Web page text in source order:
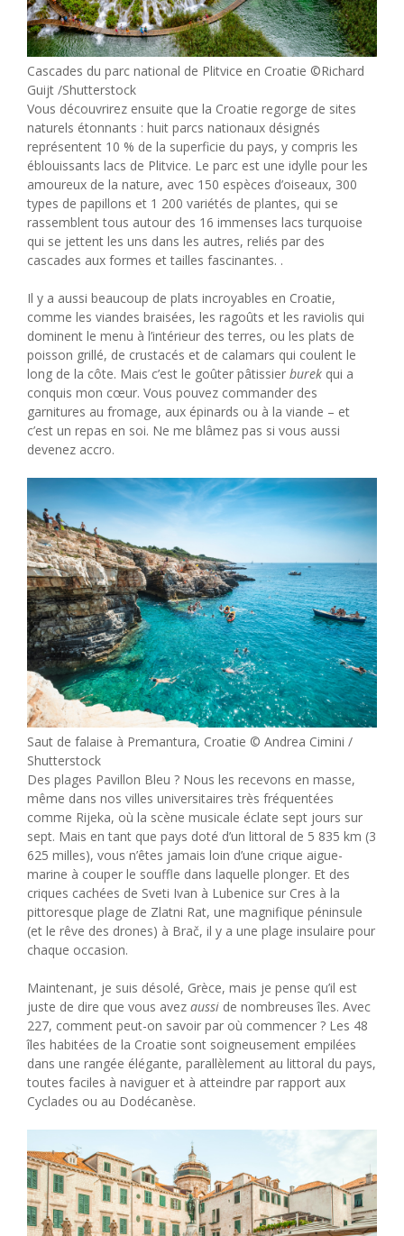
Cascades du parc national de Plitvice en Croatie ©Richard
Guijt /Shutterstock
Vous découvrirez ensuite que la Croatie regorge de sites
naturels étonnants : huit parcs nationaux désignés
représentent 10 % de la superficie du pays, y compris les
éblouissants lacs de Plitvice. Le parc est une idylle pour les
amoureux de la nature, avec 150 espèces d’oiseaux, 300
types de papillons et 1 200 variétés de plantes, qui se
rassemblent tous autour des 16 immenses lacs turquoise
qui se jettent les uns dans les autres, reliés par des
cascades aux formes et tailles fascinantes. .
Il y a aussi beaucoup de plats incroyables en Croatie,
comme les viandes braisées, les ragoûts et les raviolis qui
dominent le menu à l’intérieur des terres, ou les plats de
poisson grillé, de crustacés et de calamars qui coulent le
long de la côte. Mais c’est le goûter pâtissier burek qui a
conquis mon cœur. Vous pouvez commander des
garnitures au fromage, aux épinards ou à la viande – et
c’est un repas en soi. Ne me blâmez pas si vous aussi
devenez accro.
Saut de falaise à Premantura, Croatie © Andrea Cimini /
Shutterstock
Des plages Pavillon Bleu ? Nous les recevons en masse,
même dans nos villes universitaires très fréquentées
comme Rijeka, où la scène musicale éclate sept jours sur
sept. Mais en tant que pays doté d’un littoral de 5 835 km (3
625 milles), vous n’êtes jamais loin d’une crique aigue-
marine à couper le souffle dans laquelle plonger. Et des
criques cachées de Sveti Ivan à Lubenice sur Cres à la
pittoresque plage de Zlatni Rat, une magnifique péninsule
(et le rêve des drones) à Brač, il y a une plage insulaire pour
chaque occasion.
Maintenant, je suis désolé, Grèce, mais je pense qu’il est
juste de dire que vous avez aussi de nombreuses îles. Avec
227, comment peut-on savoir par où commencer ? Les 48
îles habitées de la Croatie sont soigneusement empilées
dans une rangée élégante, parallèlement au littoral du pays,
toutes faciles à naviguer et à atteindre par rapport aux
Cyclades ou au Dodécanèse.